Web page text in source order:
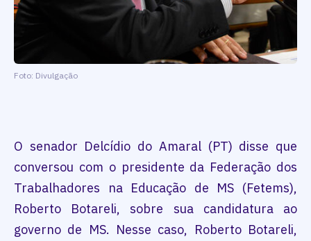
Foto: Divulgação
O senador Delcídio do Amaral (PT) disse que
conversou com o presidente da Federação dos
Trabalhadores na Educação de MS (Fetems),
Roberto Botareli, sobre sua candidatura ao
governo de MS. Nesse caso, Roberto Botareli,